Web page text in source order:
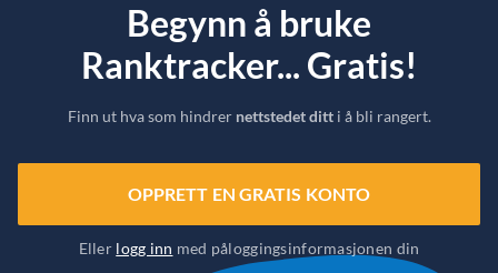
Begynn å bruke
Ranktracker... Gratis!
Finn ut hva som hindrer nettstedet ditti å bli rangert.
OPPRETT EN GRATIS KONTO
Eller logg inn med påloggingsinformasjonen din